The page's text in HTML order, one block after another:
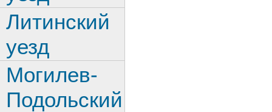
Литинский
уезд
Могилев-
Подольский